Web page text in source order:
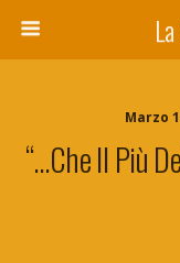
Marzo
“…che Il Più